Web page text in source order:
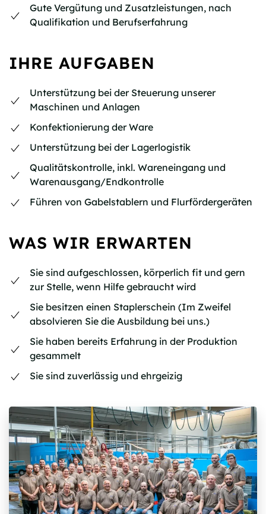
Gute Vergütung und Zusatzleistungen, nach
Qualifikation und Berufserfahrung
IHRE AUFGABEN
Unterstützung bei der Steuerung unserer
Maschinen und Anlagen
Konfektionierung der Ware
Unterstützung bei der Lagerlogistik
Qualitätskontrolle, inkl. Wareneingang und
Warenausgang/Endkontrolle
Führen von Gabelstablern und Flurfördergeräten
WAS WIR ERWARTEN
Sie sind aufgeschlossen, körperlich fit und gern
zur Stelle, wenn Hilfe gebraucht wird
Sie besitzen einen Staplerschein (Im Zweifel
absolvieren Sie die Ausbildung bei uns.)
Sie haben bereits Erfahrung in der Produktion
gesammelt
Sie sind zuverlässig und ehrgeizig